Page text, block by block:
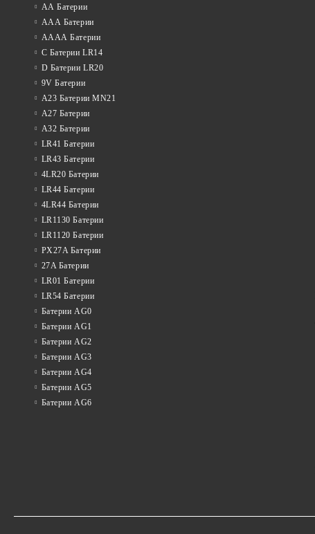
АА Батерии
ААА Батерии
АААА Батерии
C Батерии LR14
D Батерии LR20
9V Батерии
A23 Батерии MN21
A27 Батерии
A32 Батерии
LR41 Батерии
LR43 Батерии
4LR20 Батерии
LR44 Батерии
4LR44 Батерии
LR1130 Батерии
LR1120 Батерии
PX27A Батерии
27A Батерии
LR01 Батерии
LR54 Батерии
Батерии AG0
Батерии AG1
Батерии AG2
Батерии AG3
Батерии AG4
Батерии AG5
Батерии AG6